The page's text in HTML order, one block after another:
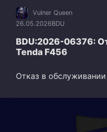
Vulner Queen
26.05.2026BDU
BDU:2026-06376:
Tenda F456
Отказ в